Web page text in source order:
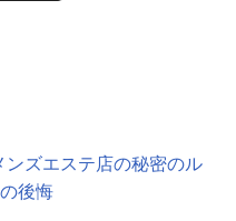
ズエステ店の秘密のル
後悔